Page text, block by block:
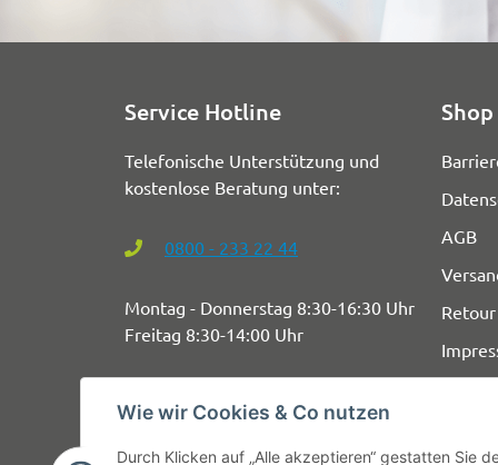
Wie wir Cookies & Co nutzen
Durch Klicken auf „Alle akzeptieren“ gestatten Sie
Service Hotline
Telefonische Unterstützung und
kostenlose Beratung unter:
0800 - 233 22 44
Montag - Donnerstag 8:30-16:30 Uhr
Freitag 8:30-14:00 Uhr
AGB
Retour